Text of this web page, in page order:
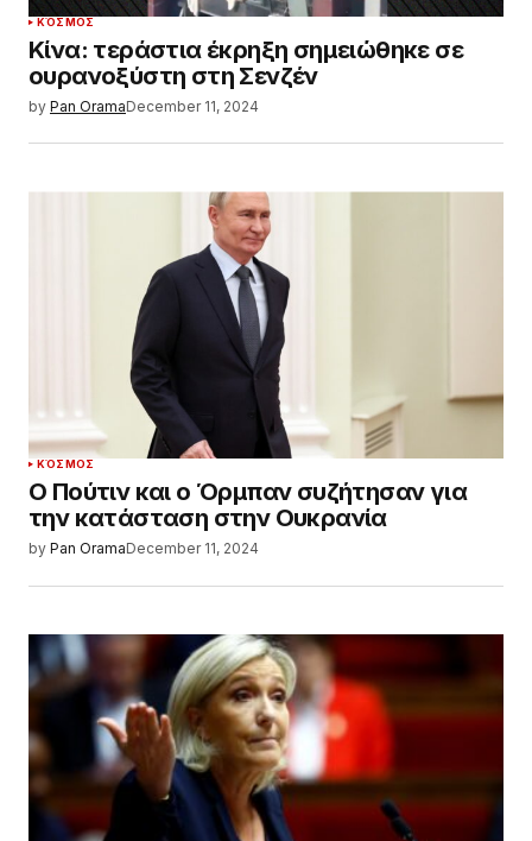
ΚΌΣΜΟΣ
Κίνα: τεράστια έκρηξη σημειώθηκε σε
ουρανοξύστη στη Σενζέν
by Pan OramaDecember 11, 2024
ΚΌΣΜΟΣ
Ο Πούτιν και ο Όρμπαν συζήτησαν για
την κατάσταση στην Ουκρανία
by Pan OramaDecember 11, 2024